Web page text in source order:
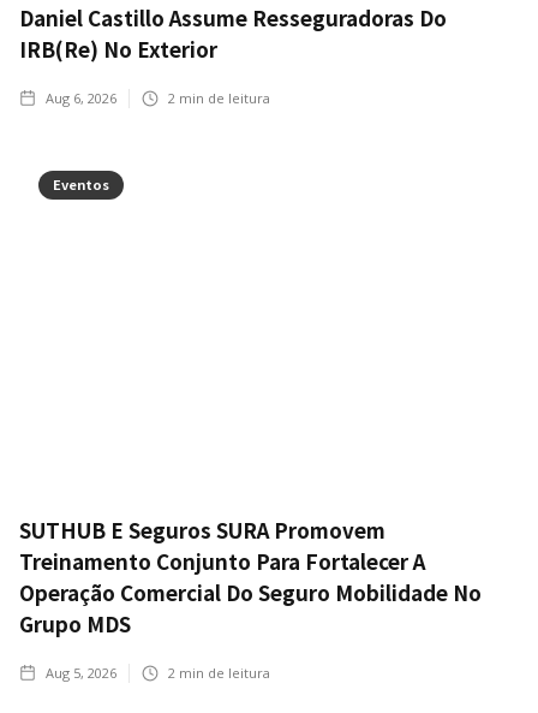
Daniel Castillo Assume Resseguradoras Do
IRB(Re) No Exterior
Aug 6, 2026 2 min de leitura
Eventos
SUTHUB E Seguros SURA Promovem
Treinamento Conjunto Para Fortalecer A
Operação Comercial Do Seguro Mobilidade No
Grupo MDS
Aug 5, 2026 2 min de leitura